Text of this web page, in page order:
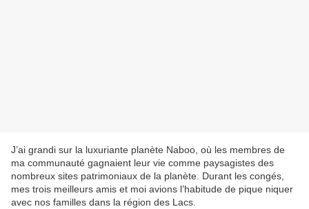
J’ai grandi sur la luxuriante planète Naboo, où les membres de
ma communauté gagnaient leur vie comme paysagistes des
nombreux sites patrimoniaux de la planète. Durant les congés,
mes trois meilleurs amis et moi avions l’habitude de pique niquer
avec nos familles dans la région des Lacs.